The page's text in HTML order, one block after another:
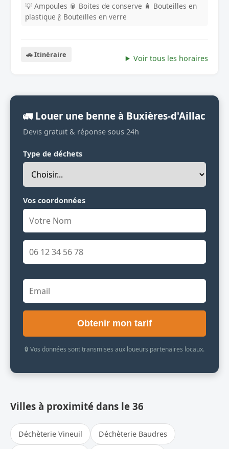
💡 Ampoules 🥫 Boites de conserve 🧴 Bouteilles en
plastique 🍾 Bouteilles en verre
🚗 Itinéraire Voir tous les horaires
🚛 Louer une benne à Buxières-d'Aillac
Devis gratuit & réponse sous 24h
Type de déchets
Vos coordonnées
Obtenir mon tarif
🔒 Vos données sont transmises aux loueurs partenaires locaux.
Villes à proximité dans le 36
Déchèterie Vineuil Déchèterie Baudres